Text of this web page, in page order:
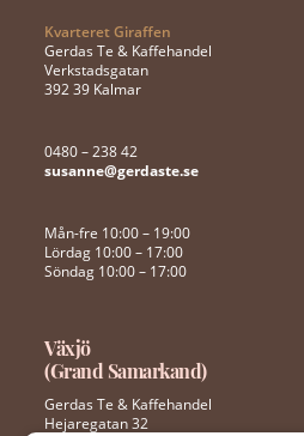
Kvarteret Giraffen
Gerdas Te & Kaffehandel
Verkstadsgatan
392 39 Kalmar
0480 – 238 42
susanne@gerdaste.se
Mån-fre 10:00 – 19:00
Lördag 10:00 – 17:00
Söndag 10:00 – 17:00
Växjö
(Grand Samarkand)
Gerdas Te & Kaffehandel
Hejaregatan 32